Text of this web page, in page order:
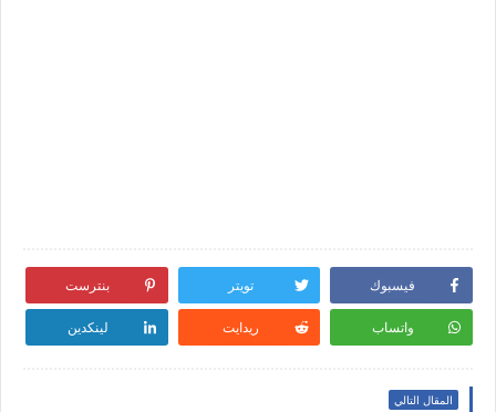
فيسبوك تويتر بنترست
واتساب ريدايت لينكدين
المقال التالي